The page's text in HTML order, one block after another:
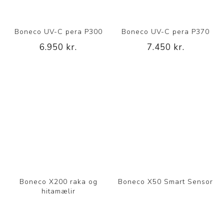
Boneco UV-C pera P300
6.950 kr.
Boneco UV-C pera P370
7.450 kr.
Boneco X200 raka og
hitamælir
Boneco X50 Smart Sensor